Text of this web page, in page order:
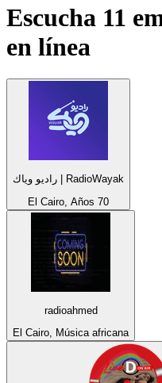
Escucha 11
en línea
راديو وياك | RadioWayak
El Cairo, Años 70
radioahmed
El Cairo, Música africana